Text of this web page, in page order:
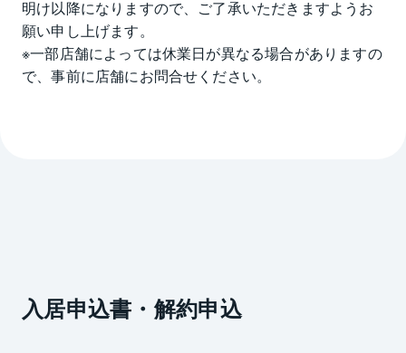
明け以降になりますので、ご了承いただきますようお
願い申し上げます。
※一部店舗によっては休業日が異なる場合がありますの
で、事前に店舗にお問合せください。
入居申込書・解約申込